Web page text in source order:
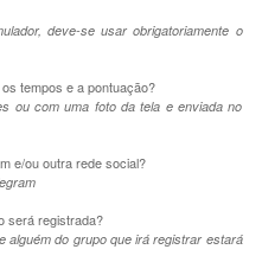
deve-se usar obrigatoriamente o
tempos e a pontuação?
ou com uma foto da tela e enviada no
e/ou outra rede social?
será registrada?
alguém do grupo que irá registrar estará